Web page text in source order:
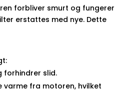
forbliver smurt og fungerer
erstattes med nye. Dette
forhindrer slid.
fra motoren, hvilket